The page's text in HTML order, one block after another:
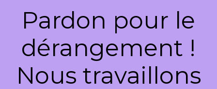
Pardon pour le
dérangement !
Nous travaillons